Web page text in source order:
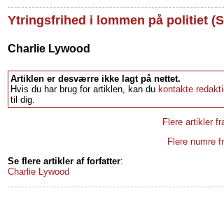
Ytringsfrihed i lommen på politiet
Charlie Lywood
Artiklen er desværre ikke lagt på nettet.
Hvis du har brug for artiklen, kan du kontakte
til dig.
Flere artikler
Flere numre
Se flere artikler af forfatter:
Charlie Lywood